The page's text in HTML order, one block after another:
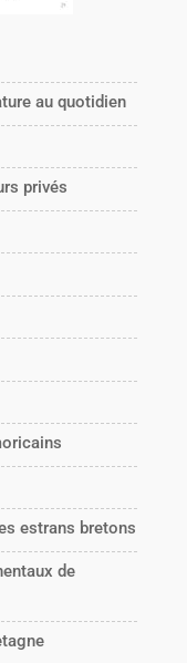
au quotidien
privés
estrans bretons
de